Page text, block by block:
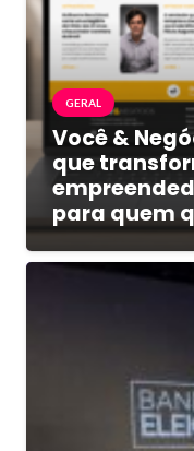
GERAL
Você &
que
para quem